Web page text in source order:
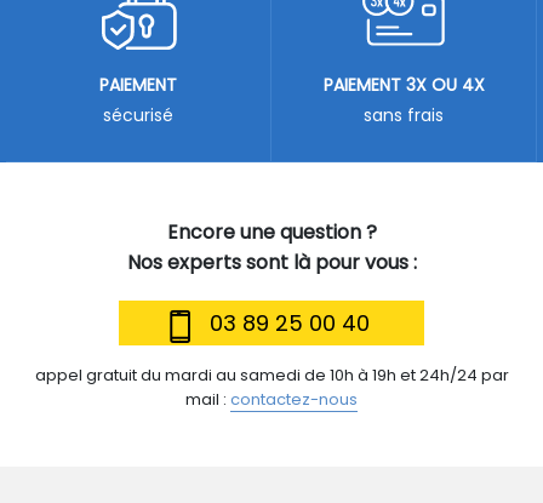
Encore une question ?
Nos experts sont là pour vous :
03 89 25 00 40
appel gratuit du mardi au samedi de 10h à 19h et 24h/24 par
mail : contactez-nous
PAIEMENT
sécurisé
PAIEMENT 3X OU 4X
sans frais